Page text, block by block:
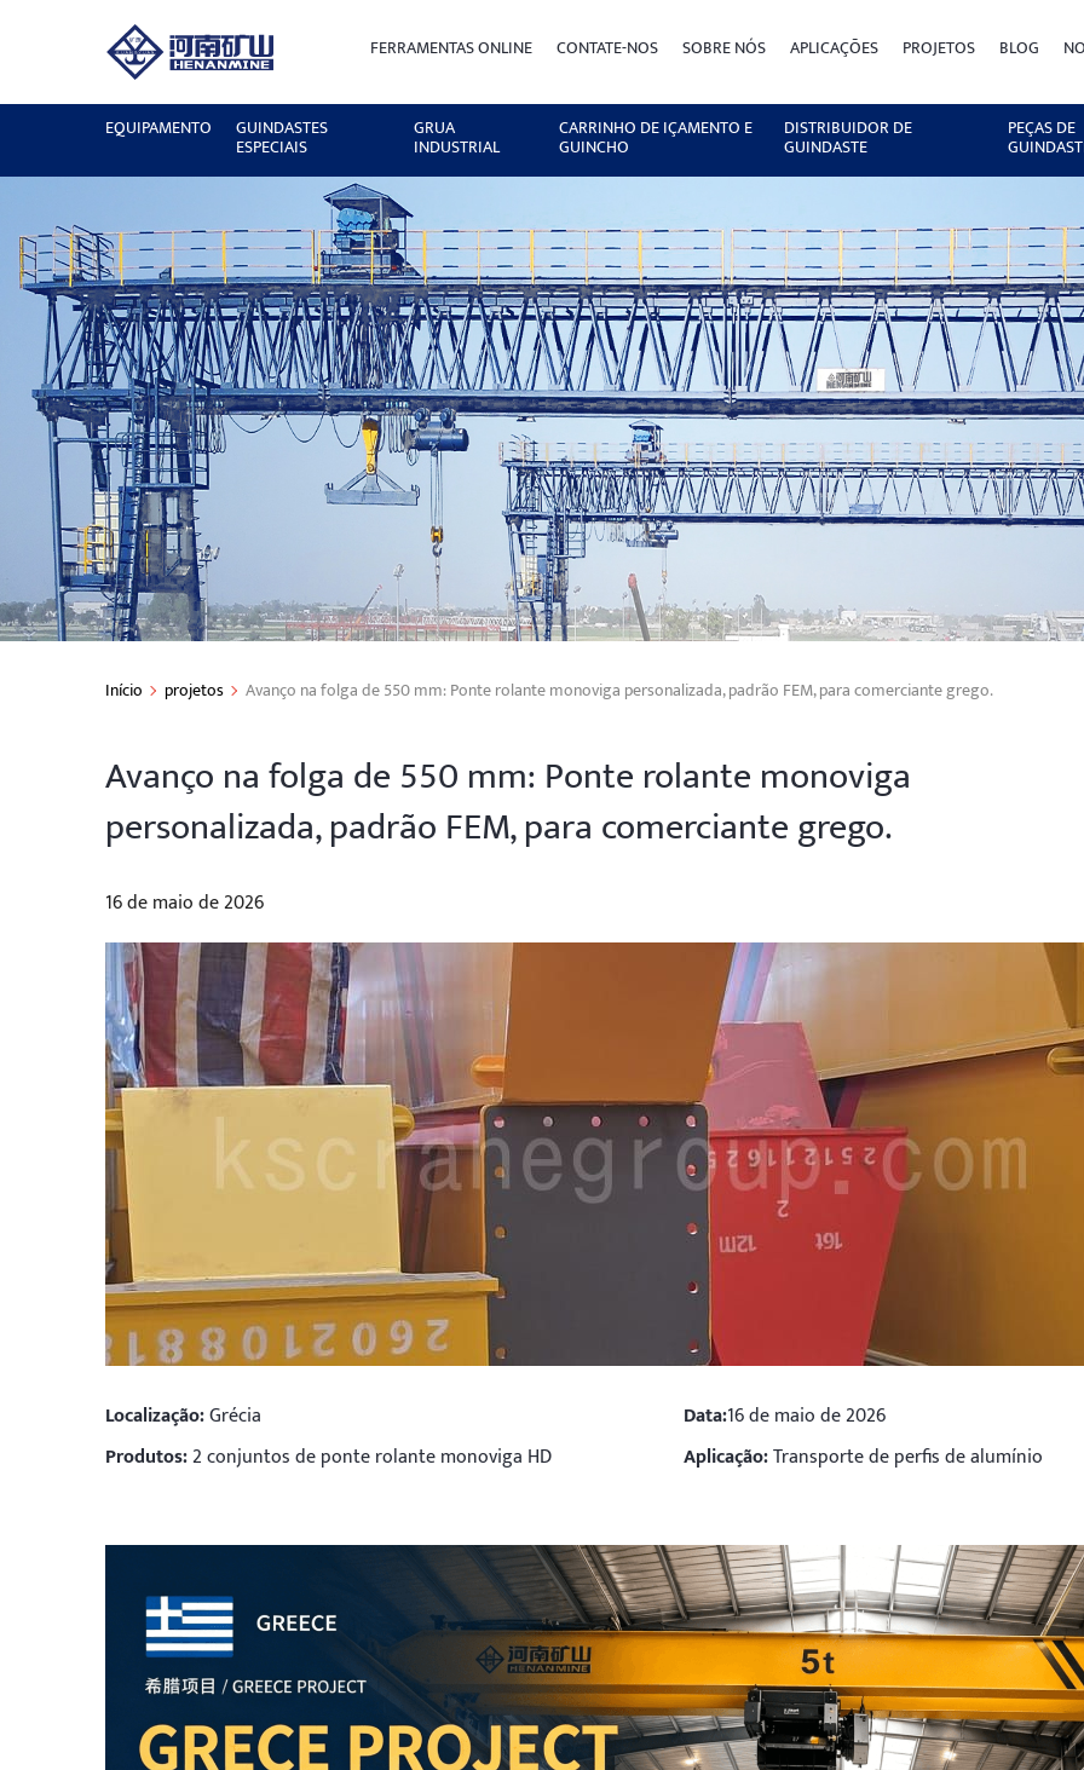
FERRAMENTAS ONLINE CONTATE-NOS SOBRE NÓS APLICAÇÕES PROJETOS BLOG
EQUIPAMENTO GUINDASTES
ESPECIAIS
GRUA
INDUSTRIAL
CARRINHO DE IÇAMENTO E
GUINCHO
DISTRIBUIDOR DE
GUINDASTE
PEÇAS DE
Início projetos Avanço na folga de 550 mm: Ponte rolante monoviga personalizada, padrão FEM, para comerciante grego.
Avanço na folga de 550 mm: Ponte rolante monoviga
personalizada, padrão FEM, para comerciante grego.
16 de maio de 2026
Localização:Grécia Data:16 de maio de 2026
Produtos:2 conjuntos de ponte rolante monoviga HD Aplicação:Transporte de perfis de alumínio